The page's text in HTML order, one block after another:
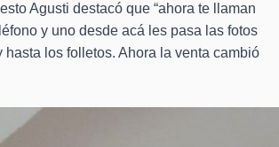
Agusti destacó que “ahora te llaman
y uno desde acá les pasa las fotos
hasta los folletos. Ahora la venta cambió